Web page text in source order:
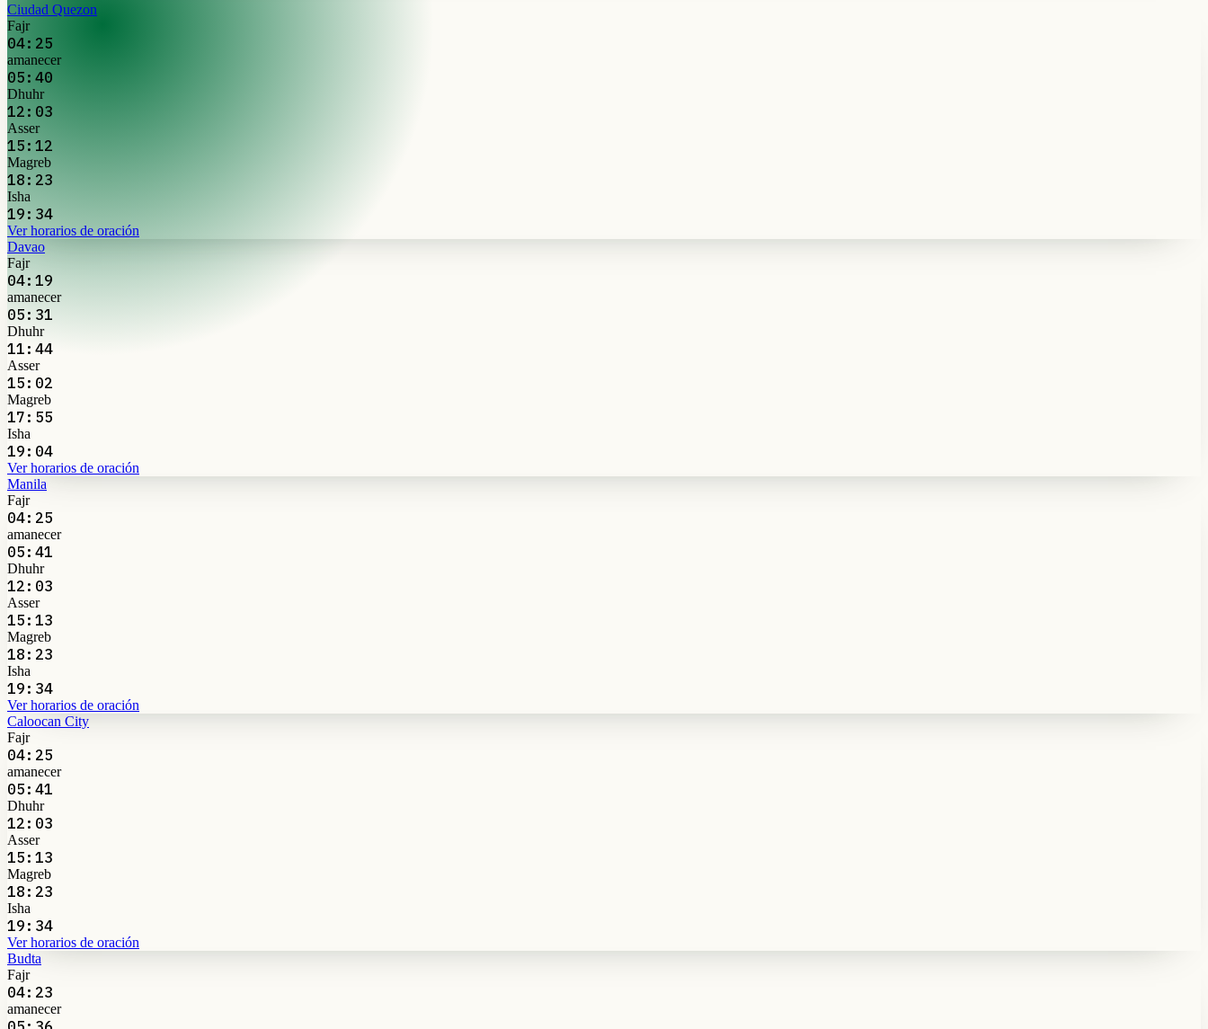
Ciudad Quezon
Fajr
04:25
amanecer
05:40
Dhuhr
12:03
Asser
15:12
Magreb
18:23
Isha
19:34
Ver horarios de oración
Davao
Fajr
04:19
amanecer
05:31
Dhuhr
11:44
Asser
15:02
Magreb
17:55
Isha
19:04
Ver horarios de oración
Manila
Fajr
04:25
amanecer
05:41
Dhuhr
12:03
Asser
15:13
Magreb
18:23
Isha
19:34
Ver horarios de oración
Caloocan City
Fajr
04:25
amanecer
05:41
Dhuhr
12:03
Asser
15:13
Magreb
18:23
Isha
19:34
Ver horarios de oración
Budta
Fajr
04:23
amanecer